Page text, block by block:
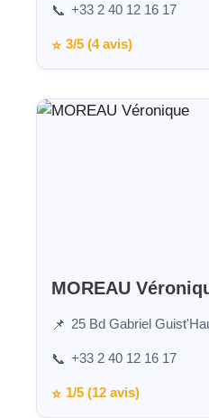
📞 +33 2 40 12 16 17
⭐ 3/5 (4 avis)
MOREAU
📌 25 Bd Gabriel
📞 +33 2 40 12 16 17
⭐ 1/5 (12 avis)